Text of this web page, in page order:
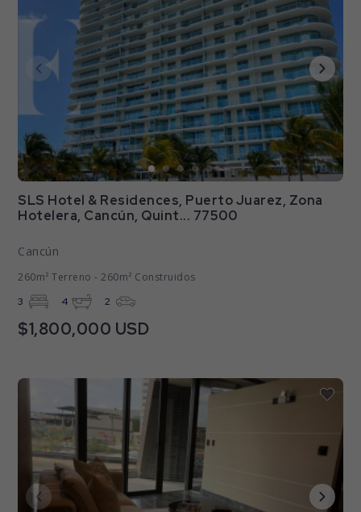
SLS Hotel & Residences, Puerto Juarez, Zona
Hotelera, Cancún, Quint... 77500
Cancún
260m² Terreno - 260m² Construidos
3 4 2
$1,800,000 USD